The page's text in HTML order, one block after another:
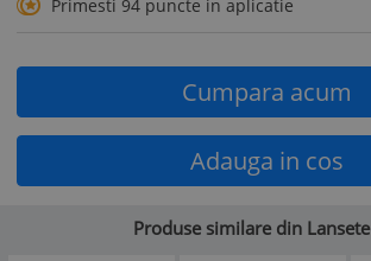
Primesti 94 puncte in aplicatie
Cumpara acum
Adauga in cos
Produse similare din Lansete